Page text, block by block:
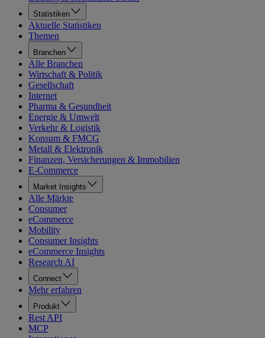
Statistiken
Aktuelle Statistiken
Themen
Branchen
Alle Branchen
Wirtschaft & Politik
Gesellschaft
Internet
Pharma & Gesundheit
Energie & Umwelt
Verkehr & Logistik
Konsum & FMCG
Metall & Elektronik
Finanzen, Versicherungen & Immobilien
E-Commerce
Market Insights
Alle Märkte
Consumer
eCommerce
Mobility
Consumer Insights
eCommerce Insights
Research AI
Connect
Mehr erfahren
Produkt
Rest API
MCP